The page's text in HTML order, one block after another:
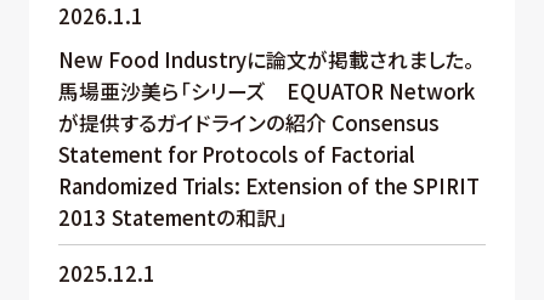
2026.1.1
New Food Industryに論文が掲載されました。
馬場亜沙美ら「シリーズ EQUATOR Network
が提供するガイドラインの紹介 Consensus
Statement for Protocols of Factorial
Randomized Trials: Extension of the SPIRIT
2013 Statementの和訳」
2025.12.1